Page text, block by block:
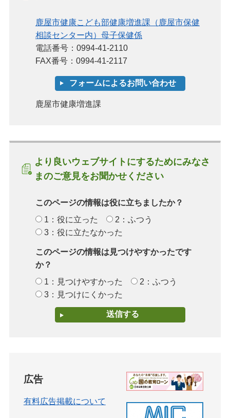
鹿屋市健康こども部健康増進課（鹿屋市保健
相談センター内）母子保健係
電話番号：0994-41-2110
FAX番号：0994-41-2117
鹿屋市健康増進課
より良いウェブサイトにするためにみなさ
まのご意見をお聞かせください
このページの情報は役に立ちましたか？
1：役に立った
2：ふつう
3：役に立たなかった
このページの情報は見つけやすかったです
か？
1：見つけやすかった
2：ふつう
3：見つけにくかった
広告
有料広告掲載について